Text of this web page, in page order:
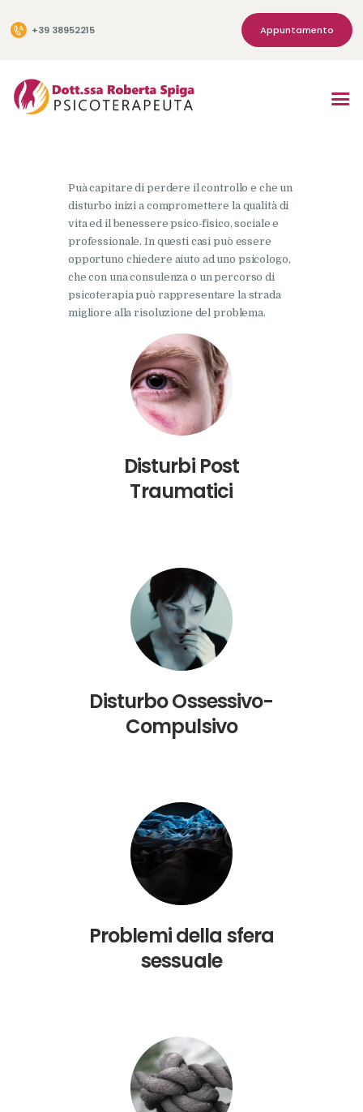
+39 38952215 Appuntamento
Home
Di cosa mi occupo
Contatti
Articoli
Puà capitare di perdere il controllo e che un
disturbo inizi a compromettere la qualità di
vita ed il benessere psico-fisico, sociale e
professionale. In questi casi può essere
opportuno chiedere aiuto ad uno psicologo,
che con una consulenza o un percorso di
psicoterapia può rappresentare la strada
migliore alla risoluzione del problema.
Disturbi Post
Traumatici
Disturbo Ossessivo-
Compulsivo
Problemi della sfera
sessuale